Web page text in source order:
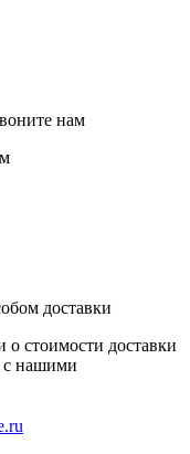
нам
доставки
стоимости доставки
с нашими